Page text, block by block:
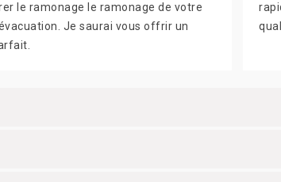
le ramonage le ramonage de votre
Je saurai vous offrir un